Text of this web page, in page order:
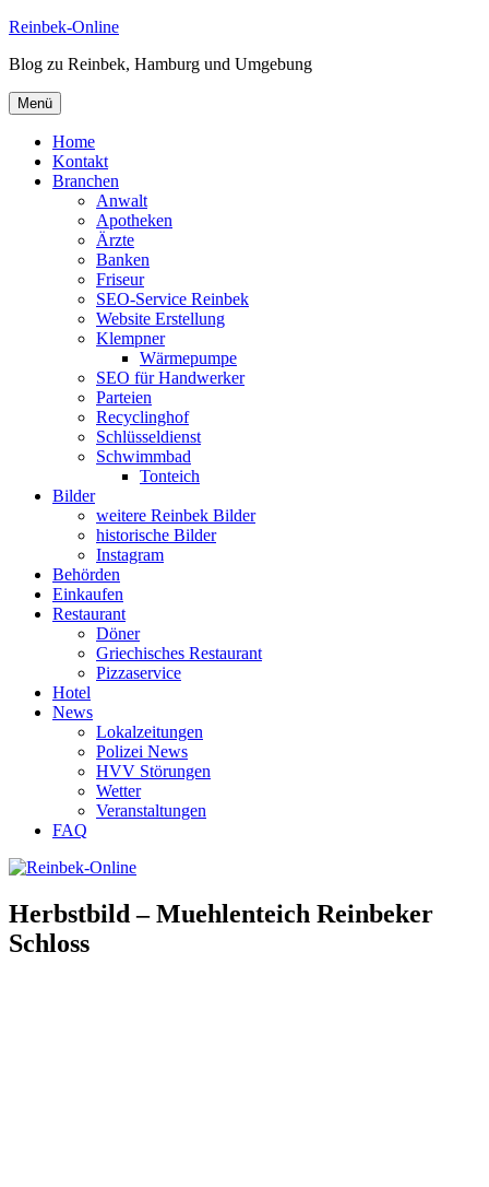
Zum
springen
Reinbek-Online
Blog zu Reinbek, Hamburg und Umgebung
Menü
Home
Kontakt
Branchen
Anwalt
Apotheken
Ärzte
Banken
Friseur
SEO-Service Reinbek
Website Erstellung
Klempner
Wärmepumpe
SEO für Handwerker
Parteien
Recyclinghof
Schlüsseldienst
Schwimmbad
Tonteich
Bilder
weitere Reinbek Bilder
historische Bilder
Instagram
Behörden
Einkaufen
Restaurant
Döner
Griechisches Restaurant
Pizzaservice
Hotel
News
Lokalzeitungen
Polizei News
HVV Störungen
Wetter
Veranstaltungen
FAQ
Herbstbild – Muehlenteich Reinbeker
Schloss